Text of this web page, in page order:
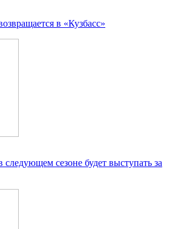
в «Кузбасс»
сезоне будет выступать за